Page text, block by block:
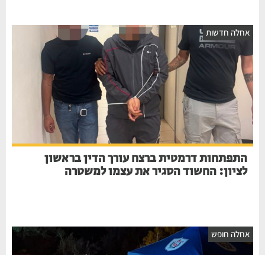
אחלה חדשות
התפתחות דרמטית ברצח עורך הדין בראשון
לציון: החשוד הסגיר את עצמו למשטרה
אחלה חופש